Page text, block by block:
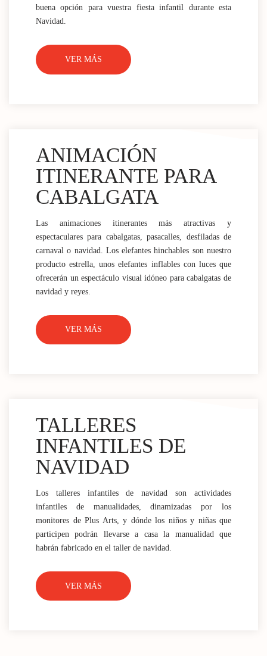
buena opción para vuestra fiesta infantil durante esta
Navidad.
VER MÁS
ANIMACIÓN
ITINERANTE PARA
CABALGATA
Las animaciones itinerantes más atractivas y
espectaculares para cabalgatas, pasacalles, desfiladas de
carnaval o navidad. Los elefantes hinchables son nuestro
producto estrella, unos elefantes inflables con luces que
ofrecerán un espectáculo visual idóneo para cabalgatas de
navidad y reyes.
VER MÁS
TALLERES
INFANTILES DE
NAVIDAD
Los talleres infantiles de navidad son actividades
infantiles de manualidades, dinamizadas por los
monitores de Plus Arts, y dónde los niños y niñas que
participen podrán llevarse a casa la manualidad que
habrán fabricado en el taller de navidad.
VER MÁS